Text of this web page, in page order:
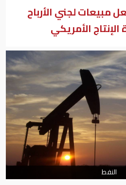
مبيعات لجني الأرباح
الأمريكي
النفط